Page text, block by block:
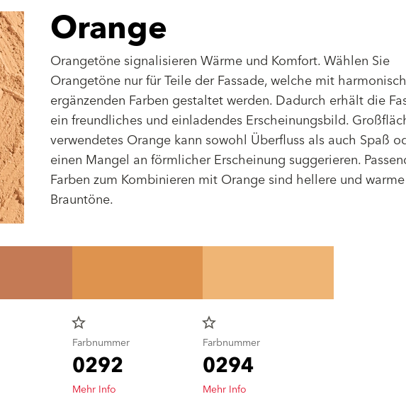
Orange
Orangetöne signalisieren Wärme und Komfort. Wählen Sie
Orangetöne nur für Teile der Fassade, welche mit
ergänzenden Farben gestaltet werden. Dadurch erhält die
ein freundliches und einladendes Erscheinungsbild.
verwendetes Orange kann sowohl Überfluss als auch Spaß
einen Mangel an förmlicher Erscheinung suggerieren.
Farben zum Kombinieren mit Orange sind hellere und warme
Brauntöne.
star_border
Farbnummer
0292
Mehr Info
star_border
Farbnummer
0294
Mehr Info